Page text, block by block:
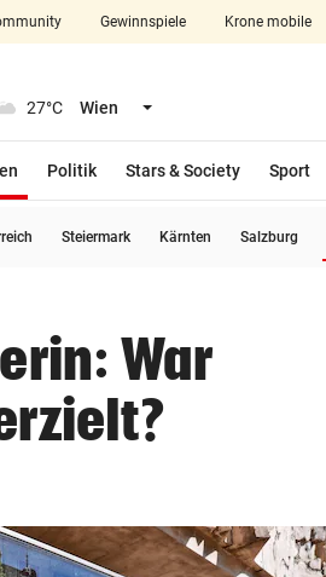
Schließen
Gewinnspiele Krone mobile
27°C Wien Menü aufklappen
Politik
Stars & Society Sport
Steiermark Kärnten Salzburg
War